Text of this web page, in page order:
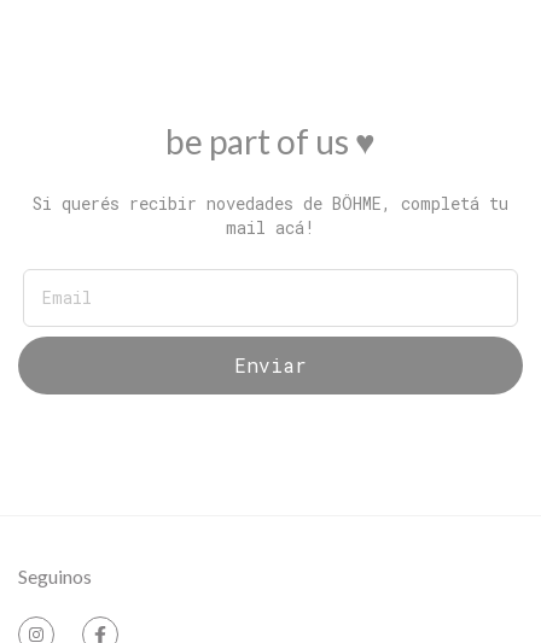
be part of us ♥
Si querés recibir novedades de BÖHME, completá tu
mail acá!
Seguinos